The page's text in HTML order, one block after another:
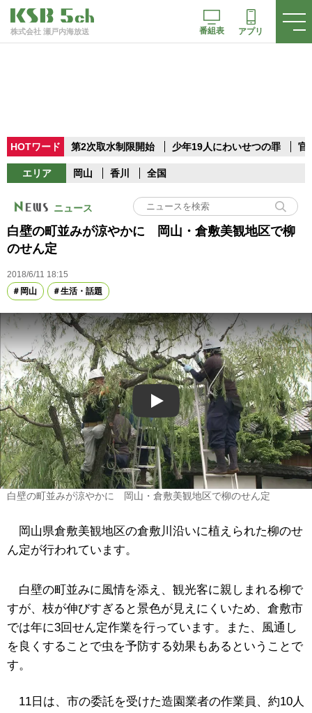
株式会社 瀬戸内海放送 番組表 アプリ
HOTワード 第2次取水制限開始 少年19人にわいせつの罪 官
エリア 岡山 香川 全国
ニュース
白壁の町並みが涼やかに 岡山・倉敷美観地区で柳
のせん定
2018/6/11 18:15
岡山
生活・話題
Play
白壁の町並みが涼やかに 岡山・倉敷美観地区で柳のせん定
岡山県倉敷美観地区の倉敷川沿いに植えられた柳のせ
ん定が行われています。
白壁の町並みに風情を添え、観光客に親しまれる柳で
すが、枝が伸びすぎると景色が見えにくいため、倉敷市
では年に3回せん定作業を行っています。また、風通し
を良くすることで虫を予防する効果もあるということで
す。
11日は、市の委託を受けた造園業者の作業員、約10人